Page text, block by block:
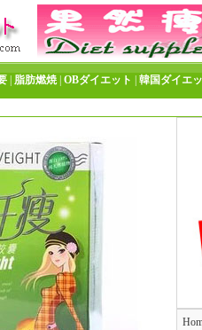
脂肪燃焼| OBダイエット 韓国ダイエ